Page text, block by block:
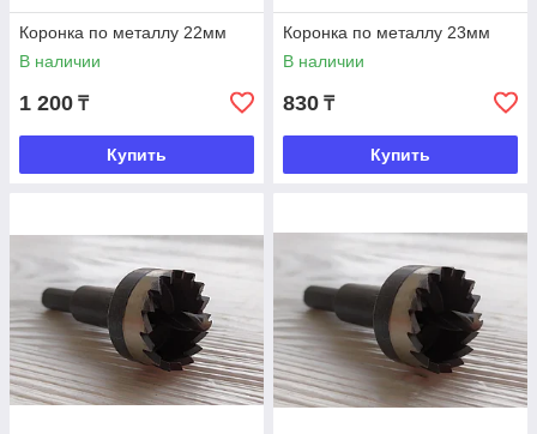
Коронка по металлу 22мм
В наличии
1 200 ₸
Купить
Коронка по металлу 23мм
В наличии
830 ₸
Купить